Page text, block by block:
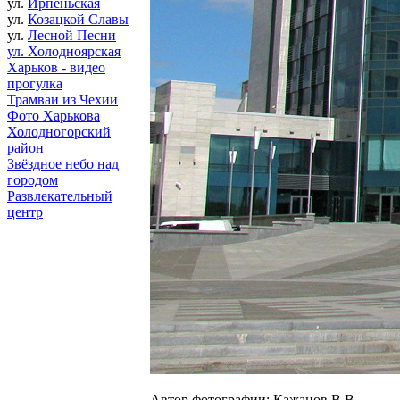
ул. Ирпеньская
ул. Козацкой Славы
ул. Лесной Песни
ул. Холодноярская
Харьков - видео
прогулка
Трамваи из Чехии
Фото Харькова
Холодногорский
район
Звёздное небо над
городом
Развлекательный
центр